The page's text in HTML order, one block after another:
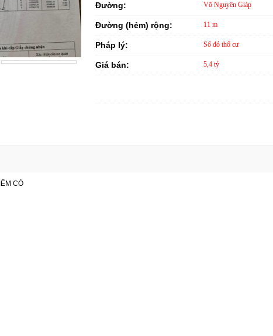
Đường: Võ Nguyên Giáp
Đường (hẻm) rộng: 11 m
Pháp lý: Sổ đỏ thổ cư
Giá bán: 5,4 tỷ
CÓ